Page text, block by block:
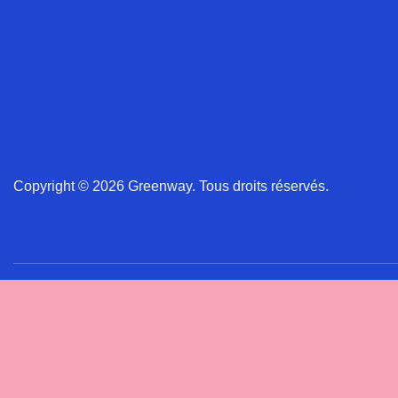
Copyright © 2026 Greenway. Tous droits réservés.